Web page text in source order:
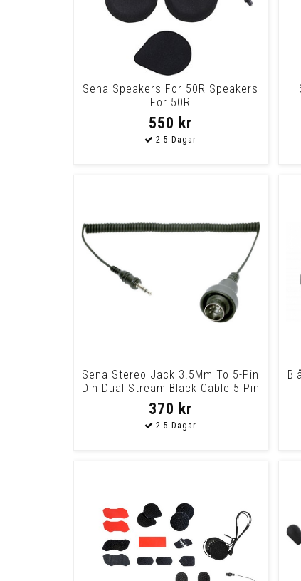
Sena Speakers For 50R Speakers
For 50R
550 kr
Sena Stereo Jack 3.5Mm To 5-Pin
Din Dual Stream Black Cable 5 Pin
Din
370 kr